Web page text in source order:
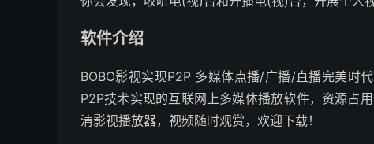
软件介绍
BOBO影视实现P2P 多媒体点播/广播/直播完美时
P2P技术实现的互联网上多媒体播放软件，资源占
清影视播放器，视频随时观赏，欢迎下载！